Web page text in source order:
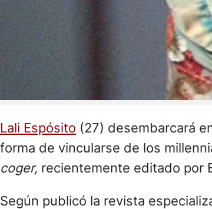
Lali Espósito (27) desembarcará
forma de vincularse de los
coger, recientemente editado por
Según publicó la revista